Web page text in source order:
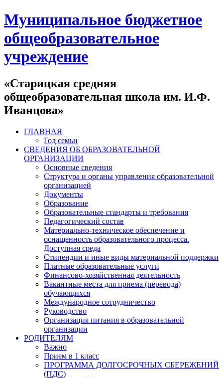
Муниципальное бюджетное
общеобразовательное
учреждение
«Старицкая средняя
общеобразовательная школа им. И.Ф.
Иванцова»
ГЛАВНАЯ
Год семьи
СВЕДЕНИЯ ОБ ОБРАЗОВАТЕЛЬНОЙ
ОРГАНИЗАЦИИ
Основные сведения
Структура и органы управления образовательной
организацией
Документы
Образование
Образовательные стандарты и требования
Педагогический состав
Материально-техническое обеспечение и
оснащенность образовательного процесса.
Доступная среда
Стипендии и иные виды материальной поддержки
Платные образовательные услуги
Финансово-хозяйственная деятельность
Вакантные места для приема (перевода)
обучающихся
Международное сотрудничество
Руководство
Организация питания в образовательной
организации
РОДИТЕЛЯМ
Важно
Прием в 1 класс
ПРОГРАММА ДОЛГОСРОЧНЫХ СБЕРЕЖЕНИЙ
(ПДС)